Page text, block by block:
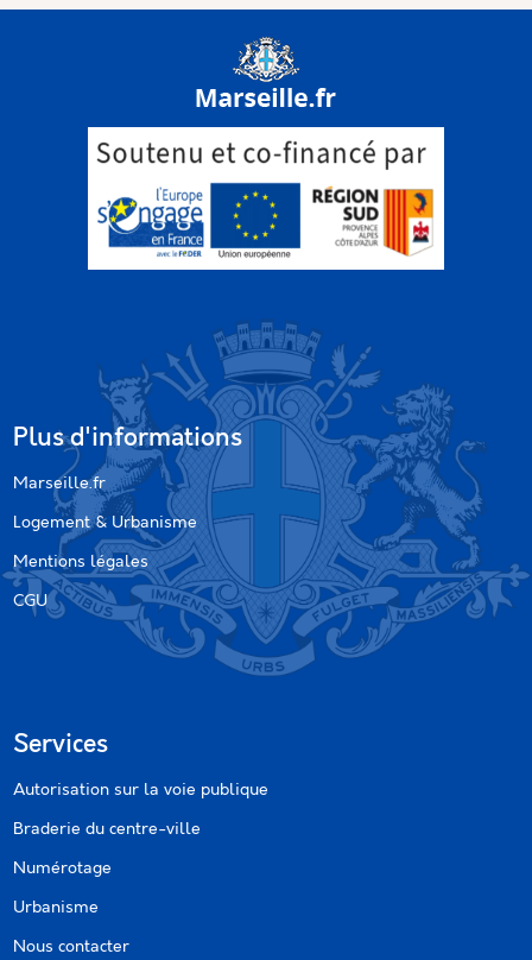
Plus d'informations
Marseille.fr
Logement & Urbanisme
Mentions légales
CGU
Services
Autorisation sur la voie publique
Braderie du centre-ville
Numérotage
Urbanisme
Nous contacter